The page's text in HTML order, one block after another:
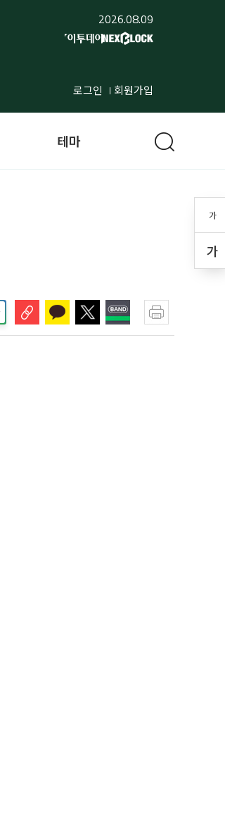
2026.08.09
로그인 회원가입
가
가
테마